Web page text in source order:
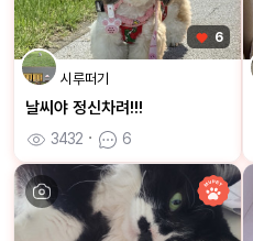
6
시루떠기
날씨야 정신차려!!!
3432 ㆍ 6